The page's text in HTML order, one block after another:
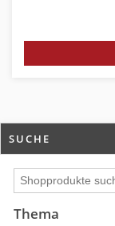
SUCHE
Thema